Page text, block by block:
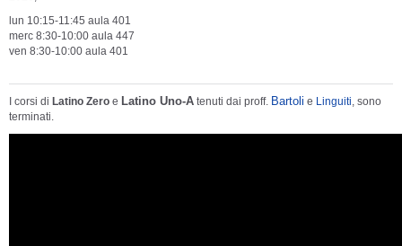
lun 10:15-11:45 aula 401
merc 8:30-10:00 aula 447
ven 8:30-10:00 aula 401
I corsi di Latino Zero e Latino Uno-A tenuti dai proff. Bartoli e Linguiti, sono
terminati.